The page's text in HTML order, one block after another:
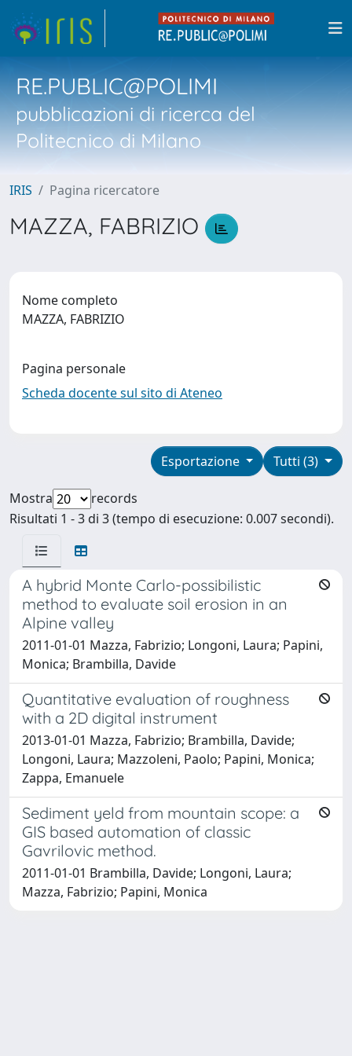
RE.PUBLIC@POLIMI
pubblicazioni di ricerca del
Politecnico di Milano
IRIS Pagina ricercatore
MAZZA, FABRIZIO
Nome completo
MAZZA, FABRIZIO
Pagina personale
Scheda docente sul sito di Ateneo
Tutti (3)
Esportazione
Mostra
records
Risultati 1 - 3 di 3 (tempo di esecuzione: 0.007 secondi).
A hybrid Monte Carlo-possibilistic
method to evaluate soil erosion in an
Alpine valley
2011-01-01 Mazza, Fabrizio; Longoni, Laura; Papini,
Monica; Brambilla, Davide
Quantitative evaluation of roughness
with a 2D digital instrument
2013-01-01 Mazza, Fabrizio; Brambilla, Davide;
Longoni, Laura; Mazzoleni, Paolo; Papini, Monica;
Zappa, Emanuele
Sediment yeld from mountain scope: a
GIS based automation of classic
Gavrilovic method.
2011-01-01 Brambilla, Davide; Longoni, Laura;
Mazza, Fabrizio; Papini, Monica